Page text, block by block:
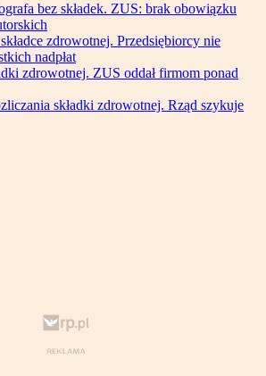
bez składek. ZUS: brak obowiązku
zdrowotnej. Przedsiębiorcy nie
nadpłat
zdrowotnej. ZUS oddał firmom ponad
składki zdrowotnej. Rząd szykuje